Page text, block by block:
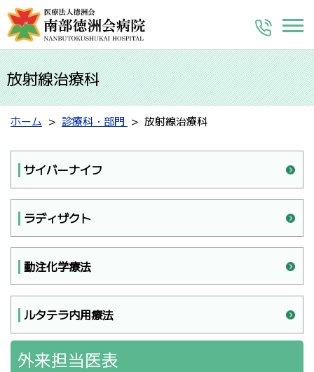
放射線治療科
ホーム 診療科・部門 放射線治療科
サイバーナイフ
ラディザクト
動注化学療法
ルタテラ内用療法
外来担当医表